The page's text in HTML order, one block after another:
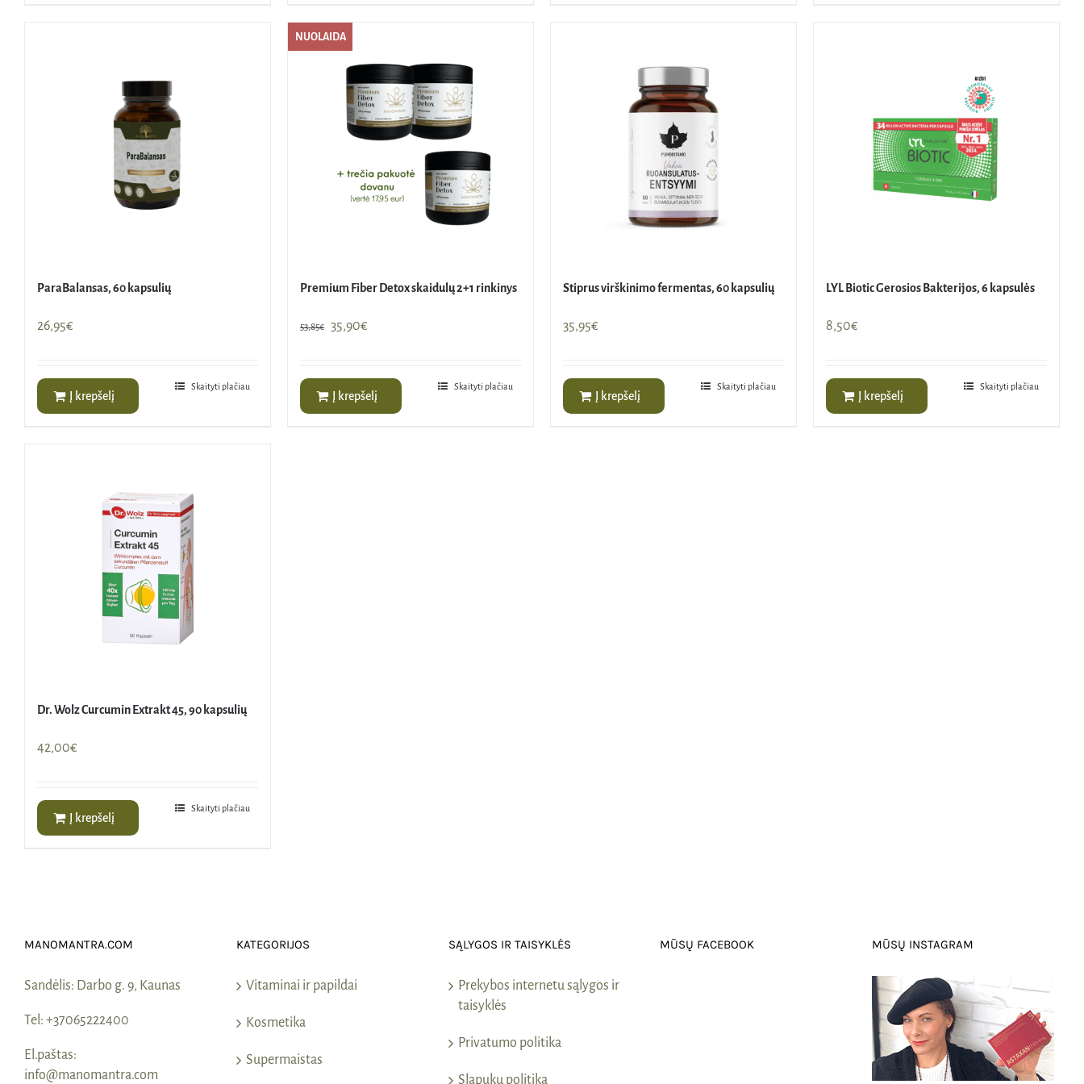
ParaBalansas, 60 kapsulių
26,95€
Į krepšelį
Skaityti plačiau
NUOLAIDA
Premium Fiber Detox skaidulų 2+1 rinkinys
53,85€
Original
35,90€
35,90€.
Į krepšelį
Skaityti plačiau
Stiprus virškinimo fermentas, 60 kapsulių
35,95€
Į krepšelį
Skaityti plačiau
LYL Biotic Gerosios Bakterijos, 6 kapsulės
8,50€
Į krepšelį
Skaityti plačiau
Dr. Wolz Curcumin Extrakt 45, 90 kapsulių
42,00€
Į krepšelį
Skaityti plačiau
MANOMANTRA.COM
Sandėlis: Darbo g. 9, Kaunas
Tel: +37065222400
El.paštas:
info@manomantra.com
KATEGORIJOS
Vitaminai ir papildai
Kosmetika
Supermaistas
SĄLYGOS IR TAISYKLĖS
Prekybos internetu sąlygos ir
taisyklės
Privatumo politika
Slapukų politika
MŪSŲ FACEBOOK MŪSŲ INSTAGRAM